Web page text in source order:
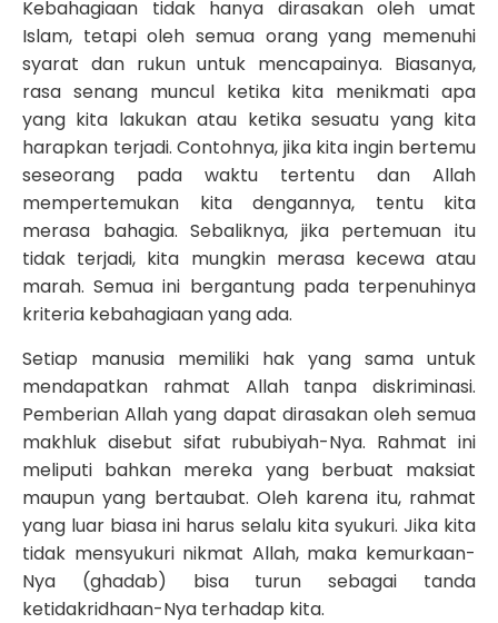
Kebahagiaan tidak hanya dirasakan oleh umat
Islam, tetapi oleh semua orang yang memenuhi
syarat dan rukun untuk mencapainya. Biasanya,
rasa senang muncul ketika kita menikmati apa
yang kita lakukan atau ketika sesuatu yang kita
harapkan terjadi. Contohnya, jika kita ingin bertemu
seseorang pada waktu tertentu dan Allah
mempertemukan kita dengannya, tentu kita
merasa bahagia. Sebaliknya, jika pertemuan itu
tidak terjadi, kita mungkin merasa kecewa atau
marah. Semua ini bergantung pada terpenuhinya
kriteria kebahagiaan yang ada.
Setiap manusia memiliki hak yang sama untuk
mendapatkan rahmat Allah tanpa diskriminasi.
Pemberian Allah yang dapat dirasakan oleh semua
makhluk disebut sifat rububiyah-Nya. Rahmat ini
meliputi bahkan mereka yang berbuat maksiat
maupun yang bertaubat. Oleh karena itu, rahmat
yang luar biasa ini harus selalu kita syukuri. Jika kita
tidak mensyukuri nikmat Allah, maka kemurkaan-
Nya (ghadab) bisa turun sebagai tanda
ketidakridhaan-Nya terhadap kita.